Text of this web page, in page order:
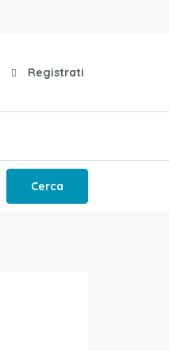
Registrati
Cerca